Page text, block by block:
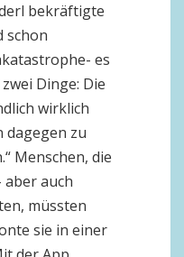
bekräftigte
schon
es
Dinge: Die
wirklich
dagegen zu
Menschen, die
auch
müssten
sie in einer